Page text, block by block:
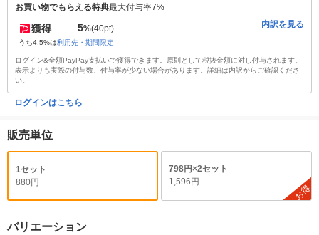
お買い物でもらえる特典最大付与率7%
獲得 5%(40pt)
うち4.5%は利用先・期間限定
内訳を見る
ログイン&全額PayPay支払いで獲得できます。原則として税抜金額に対し付与されます。
表示よりも実際の付与数、付与率が少ない場合があります。詳細は内訳からご確認くださ
い。
ログインはこちら
販売単位
1セット
880円
798円×2セット
1,596円
お得
バリエーション